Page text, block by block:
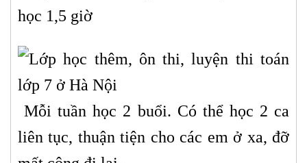
học 1,5 giờ
Mỗi tuần học 2 buổi. Có thể học 2 ca
liên tục, thuận tiện cho các em ở xa, đỡ